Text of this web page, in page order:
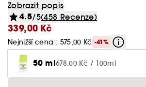
Zobrazit popis
4.5/5(458 Recenze)
339,00 Kč
Nejnižší cena : 575,00 Kč -41%
50 ml678.00 Kč / 100ml